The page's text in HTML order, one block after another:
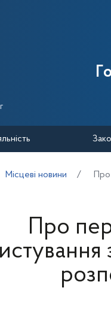
Державної
Місцеві новини
Про